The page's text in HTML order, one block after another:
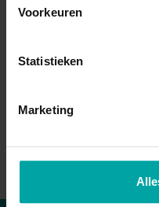
Voorkeuren
Statistieken
Marketing